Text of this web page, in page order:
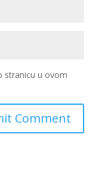
stranicu u ovom